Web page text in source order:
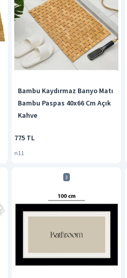
Bambu Kaydırmaz Banyo Matı
Bambu Paspas 40x66 Cm Açık
Kahve
775 TL
n11
3